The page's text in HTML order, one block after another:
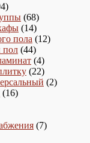
94
товара6868
товаров
1414
товаров
пола 1212
пол 4444
товара
44
товара
2222
товара
22
1616
77